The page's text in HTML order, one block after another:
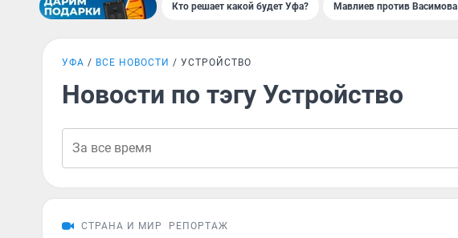
Кто решает какой будет Уфа? Мавлиев против Васимова
УФА ВСЕ НОВОСТИ УСТРОЙСТВО
Новости по тэгу Устройство
СТРАНА И МИР РЕПОРТАЖ